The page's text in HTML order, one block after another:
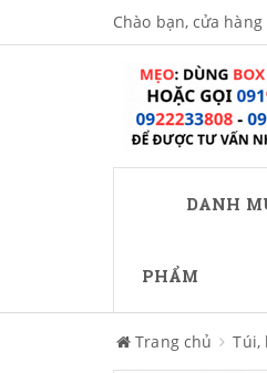
Chào bạn, cửa
DANH
PHẨM
Trang chủ Túi,